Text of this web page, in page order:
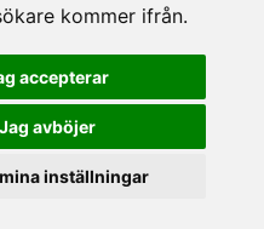
kommer ifrån.
accepterar
Jag avböjer
inställningar
för våra
mejla till oss på